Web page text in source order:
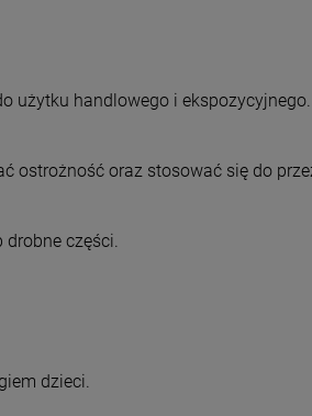
użytku handlowego i ekspozycyjnego.
ostrożność oraz stosować się do
części.
dzieci.